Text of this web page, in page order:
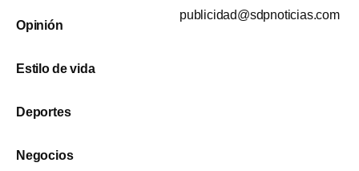
Opinión
Estilo de vida
Deportes
Negocios
publicidad@sdpnoticias.com